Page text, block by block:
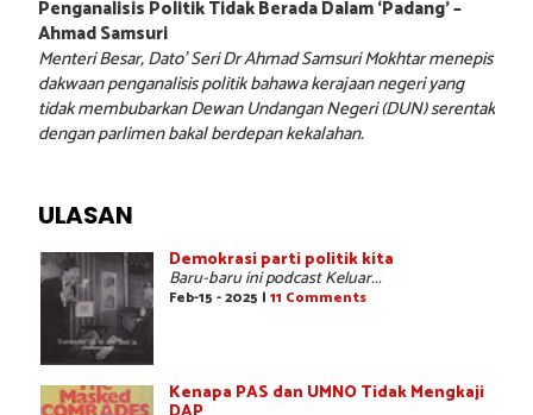
Penganalisis Politik Tidak Berada Dalam ‘Padang’ –
Ahmad Samsuri
Menteri Besar, Dato’ Seri Dr Ahmad Samsuri Mokhtar menepis
dakwaan penganalisis politik bahawa kerajaan negeri yang
tidak membubarkan Dewan Undangan Negeri (DUN) serentak
dengan parlimen bakal berdepan kekalahan.
ULASAN
Demokrasi parti politik kita
Baru-baru ini podcast Keluar...
Feb-15 - 2025 | 11 Comments
Kenapa PAS dan UMNO Tidak Mengkaji